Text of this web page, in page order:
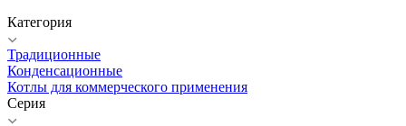
Категория
Традиционные
Конденсационные
Котлы для коммерческого применения
Серия